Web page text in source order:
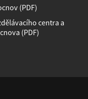
(PDF)
centra a
(PDF)